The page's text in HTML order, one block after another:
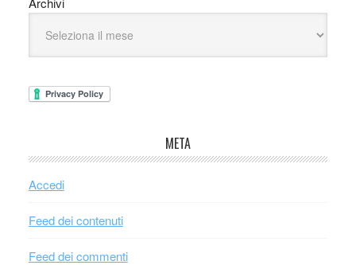
META
Accedi
Feed dei contenuti
Feed dei commenti